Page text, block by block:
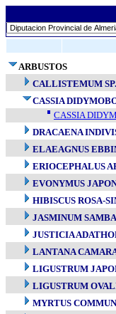
ARBUSTOS
CALLISTEMUM
CASSIA
CASSIA
DRACAENA
ELAEAGNUS
ERIOCEPHALUS
EVONYMUS
HIBISCUS ROSA-
JASMINUM
JUSTICIA
LANTANA
LIGUSTRUM
LIGUSTRUM
MYRTUS